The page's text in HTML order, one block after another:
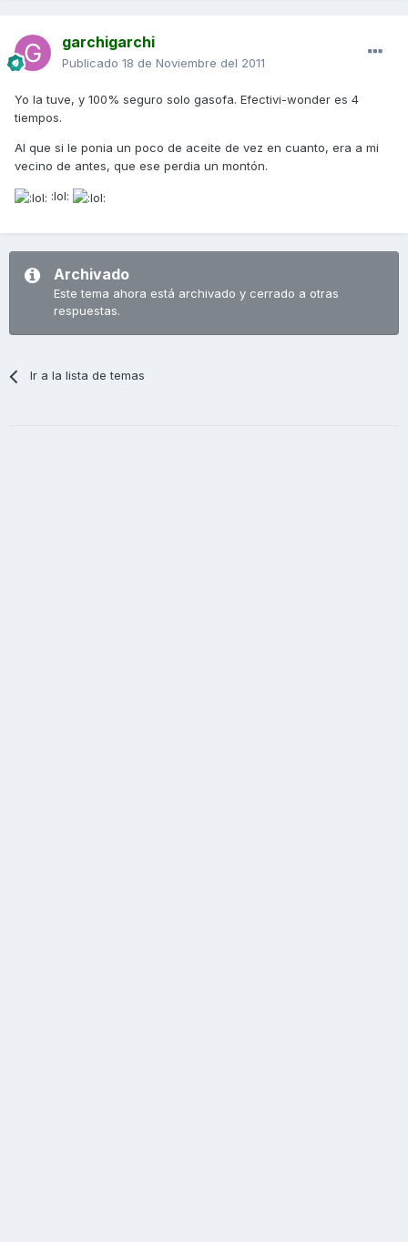
garchigarchi
Publicado 18 de Noviembre del 2011
Yo la tuve, y 100% seguro solo gasofa. Efectivi-wonder es 4
tiempos.
Al que si le ponia un poco de aceite de vez en cuanto, era a mi
vecino de antes, que ese perdia un montón.
:lol:
Archivado
Este tema ahora está archivado y cerrado a otras
respuestas.
Ir a la lista de temas